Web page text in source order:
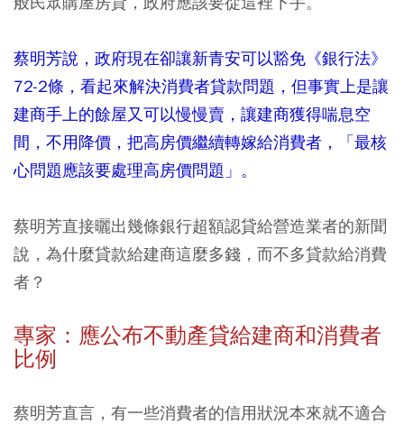
蔡明芳說，政府現在卻讓新青安可以豁免《銀行法》
72-2條，看起來解決消費者貸款問題，但事實上是讓
建商手上的餘屋又可以慢慢賣，讓建商獲得喘息空
間，不用降價，把高房價繼續轉嫁給消費者，「最核
心問題應該要處理高房價問題」。
蔡明芳直接曬出幾條銀行超額認貸給營造業者的新聞
說，為什麼貸款給建商這麼多錢，而不多貸款給消費
者？
專家：應公布不動產貸給建商和消費者
比例
蔡明芳直言，有一些消費者的信用狀況本來就不適合